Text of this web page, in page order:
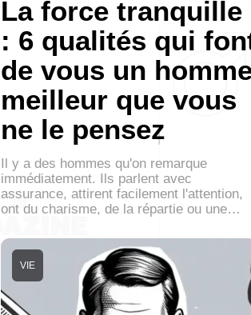
La force tranquille
: 6 qualités qui
de vous un
meilleur que vous
ne le pensez
Il y a des hommes qu'on remarque
immédiatement. Ils parlent avec
assurance, attirent facilement l'attention,
ont du charisme, de la répartie ou une…
VIE